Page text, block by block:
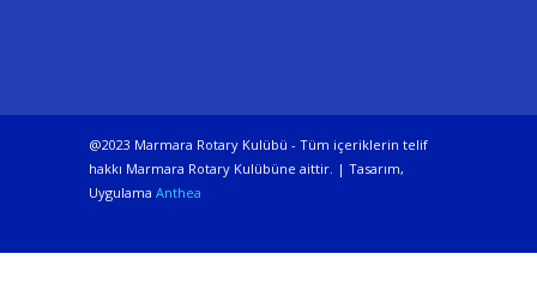
@2023 Marmara Rotary Kulübü - Tüm içeriklerin telif
hakkı Marmara Rotary Kulübüne aittir. | Tasarım,
Uygulama Anthea